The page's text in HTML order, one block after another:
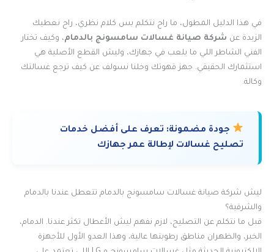
في هذا الدليل المطول، ما راح نتكلم بس كلام نظري، راح نعطيك
الزبدة عن شركة صيانة غسالات سامسونج بالدمام، وكيف تختار
الفني الشاطر اللي ما يلعب في جهازك، وليش القطع الأصلية هي
استثمارك الحقيقي. جهز قهوتك وخلنا نسولف عن كيف ترجع غسالتك
وكالة.
جودة مضمونة: تعرف على أفضل خدمات
تصليح غسالات لإطالة عمر جهازك
ليش شركة صيانة غسالات سامسونج بالدمام تتعطل عندنا بالدمام
والشرقية؟
قبل ما نتكلم عن التصليح، لازم نفهم ليش الأعطال تكثر عندنا. الدمام،
الخبر، والظهران مناطق رطوبتها عالية، وهذا العدو الأول للأجهزة